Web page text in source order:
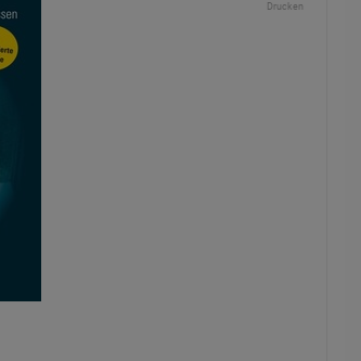
Drucken